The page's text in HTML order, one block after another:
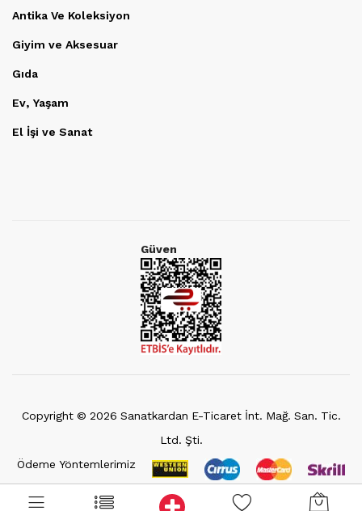
Antika Ve Koleksiyon
Giyim ve Aksesuar
Gıda
Ev, Yaşam
El İşi ve Sanat
Güven
Copyright © 2026 Sanatkardan E-Ticaret İnt. Mağ. San. Tic.
Ltd. Şti.
Ödeme Yöntemlerimiz